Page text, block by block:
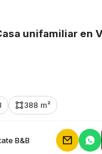
unifamiliar en
388 m²
В&В